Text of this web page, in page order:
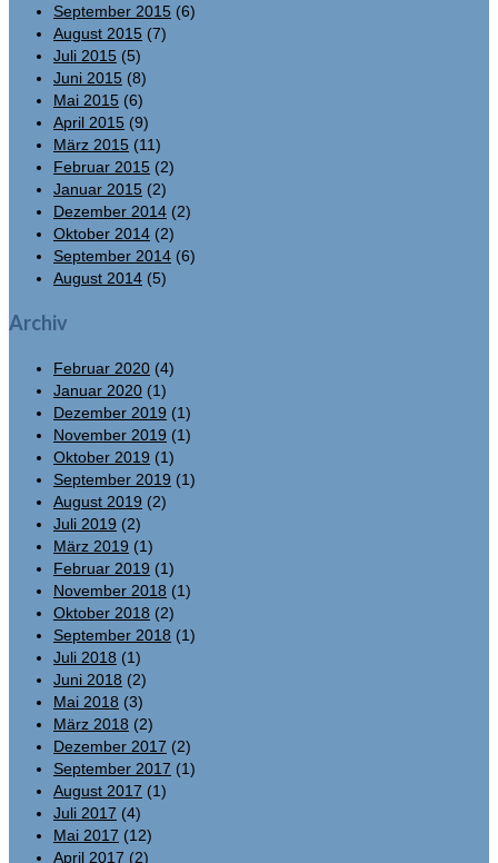
September 2015 (6)
August 2015 (7)
Juli 2015 (5)
Juni 2015 (8)
Mai 2015 (6)
April 2015 (9)
März 2015 (11)
Februar 2015 (2)
Januar 2015 (2)
Dezember 2014 (2)
Oktober 2014 (2)
September 2014 (6)
August 2014 (5)
Archiv
Februar 2020 (4)
Januar 2020 (1)
Dezember 2019 (1)
November 2019 (1)
Oktober 2019 (1)
September 2019 (1)
August 2019 (2)
Juli 2019 (2)
März 2019 (1)
Februar 2019 (1)
November 2018 (1)
Oktober 2018 (2)
September 2018 (1)
Juli 2018 (1)
Juni 2018 (2)
Mai 2018 (3)
März 2018 (2)
Dezember 2017 (2)
September 2017 (1)
August 2017 (1)
Juli 2017 (4)
Mai 2017 (12)
April 2017 (2)